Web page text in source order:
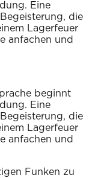
Eine
die
Lagerfeuer
anfachen und
beginnt
Eine
die
Lagerfeuer
anfachen und
Funken zu